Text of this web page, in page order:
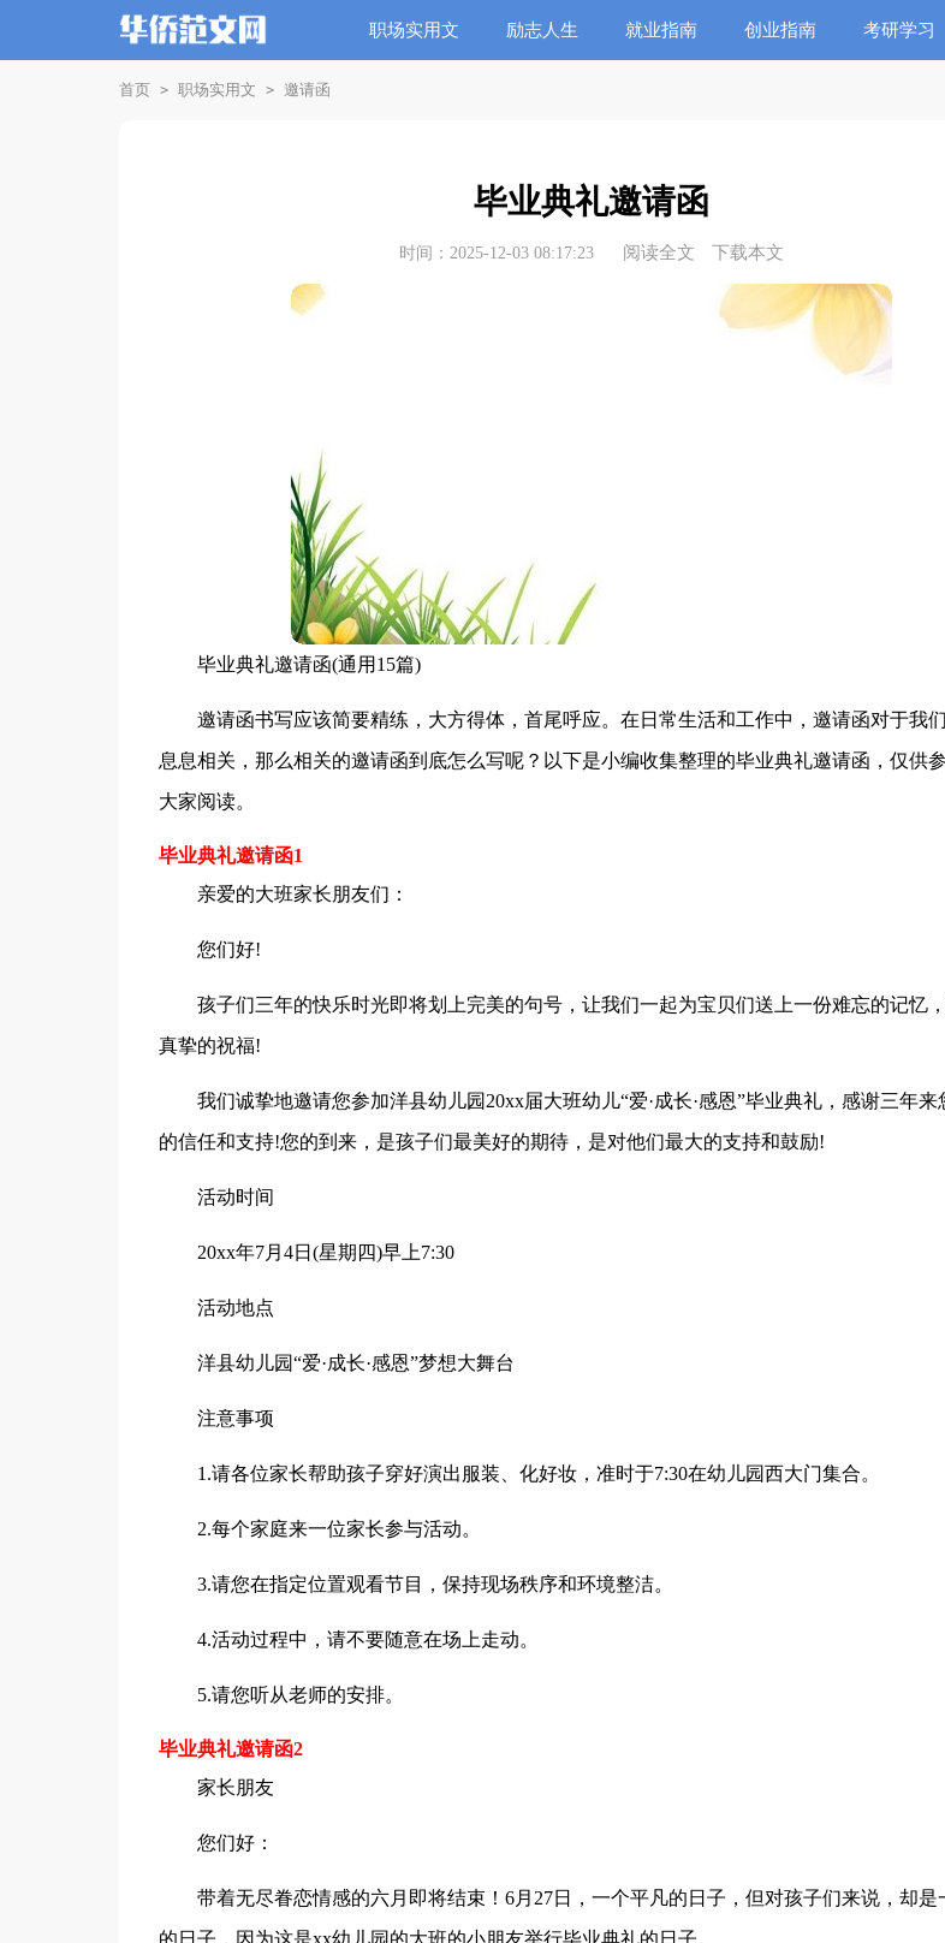
职场实用文 励志人生 就业指南 创业指南 考研学习
首页 > 职场实用文 > 邀请函
毕业典礼邀请函
时间：2025-12-03 08:17:23 阅读全文 下载本文
毕业典礼邀请函(通用15篇)
邀请函书写应该简要精练，大方得体，首尾呼应。在日常生活和工作中，邀请函对于我
息息相关，那么相关的邀请函到底怎么写呢？以下是小编收集整理的毕业典礼邀请函，仅供
大家阅读。
毕业典礼邀请函1
亲爱的大班家长朋友们：
您们好!
孩子们三年的快乐时光即将划上完美的句号，让我们一起为宝贝们送上一份难忘的记忆
真挚的祝福!
我们诚挚地邀请您参加洋县幼儿园20xx届大班幼儿“爱·成长·感恩”毕业典礼，感谢三年来
的信任和支持!您的到来，是孩子们最美好的期待，是对他们最大的支持和鼓励!
活动时间
20xx年7月4日(星期四)早上7:30
活动地点
洋县幼儿园“爱·成长·感恩”梦想大舞台
注意事项
1.请各位家长帮助孩子穿好演出服装、化好妆，准时于7:30在幼儿园西大门集合。
2.每个家庭来一位家长参与活动。
3.请您在指定位置观看节目，保持现场秩序和环境整洁。
4.活动过程中，请不要随意在场上走动。
5.请您听从老师的安排。
毕业典礼邀请函2
家长朋友
您们好：
带着无尽眷恋情感的六月即将结束！6月27日，一个平凡的日子，但对孩子们来说，却是
的日子，因为这是xx幼儿园的大班的小朋友举行毕业典礼的日子。